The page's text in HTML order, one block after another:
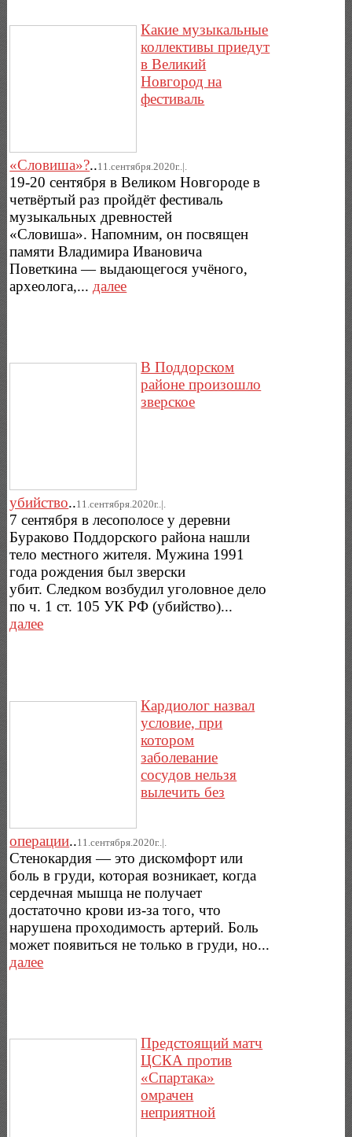
Какие музыкальные
коллективы приедут
в Великий
Новгород на
фестиваль
«Словиша»?..11.сентября.2020г..|.
19-20 сентября в Великом Новгороде в
четвёртый раз пройдёт фестиваль
музыкальных древностей
«Словиша». Напомним, он посвящен
памяти Владимира Ивановича
Поветкина — выдающегося учёного,
археолога,... далее
В Поддорском
районе произошло
зверское
убийство..11.сентября.2020г..|.
7 сентября в лесополосе у деревни
Бураково Поддорского района нашли
тело местного жителя. Мужина 1991
года рождения был зверски
убит. Следком возбудил уголовное дело
по ч. 1 ст. 105 УК РФ (убийство)...
далее
Кардиолог назвал
условие, при
котором
заболевание
сосудов нельзя
вылечить без
операции..11.сентября.2020г..|.
Стенокардия — это дискомфорт или
боль в груди, которая возникает, когда
сердечная мышца не получает
достаточно крови из-за того, что
нарушена проходимость артерий. Боль
может появиться не только в груди, но...
далее
Предстоящий матч
ЦСКА против
«Спартака»
омрачен
неприятной